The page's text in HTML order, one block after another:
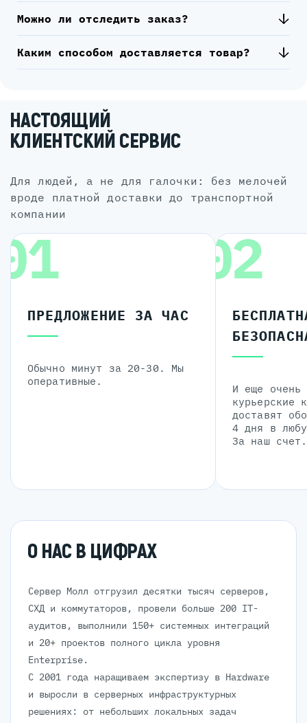
Можно ли отследить заказ?
Каким способом доставляется товар?
НАСТОЯЩИЙ
КЛИЕНТСКИЙ СЕРВИС
для людей, а не для галочки: без мелочей
вроде платной доставки до транспортной
компании
ПРЕДЛОЖЕНИЕ ЗА ЧАС
Обычно минут за 20-30. Мы
оперативные.
02
И еще очень
курьерские
доставят
4 дня в
За наш счет.
О НАС В ЦИФРАХ
Сервер Молл отгрузил десятки тысяч серверов,
СХД и коммутаторов, провели больше 200 IT-
аудитов, выполнили 150+ системных интеграций
и 20+ проектов полного цикла уровня
Enterprise.
С 2001 года наращиваем экспертизу в Hardware
и выросли в серверных инфраструктурных
решениях: от небольших локальных задач